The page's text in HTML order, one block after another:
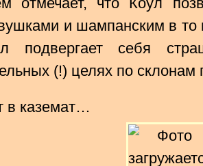
и шампанским в то
подвергает себя
(!) целях по
в каземат…